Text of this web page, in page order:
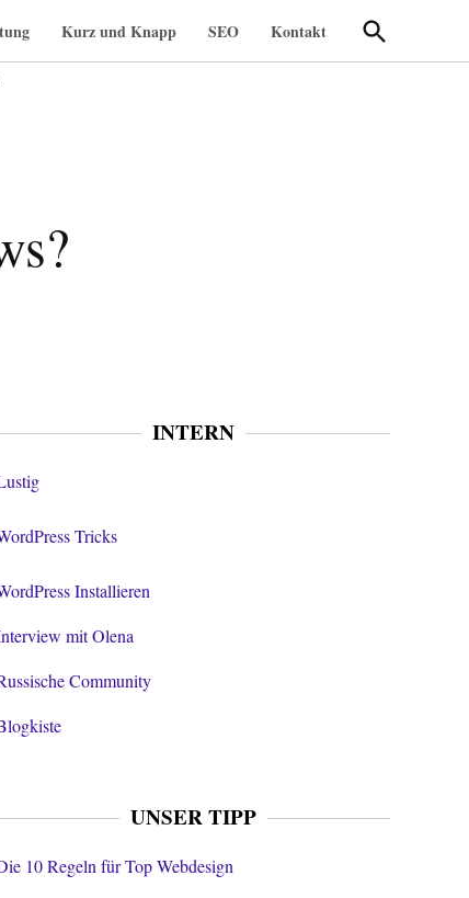
Kurz und Knapp SEO Kontakt
Suche
öffnen
INTERN
Tricks
Installieren
mit Olena
Community
UNSER TIPP
10 Regeln für Top Webdesign